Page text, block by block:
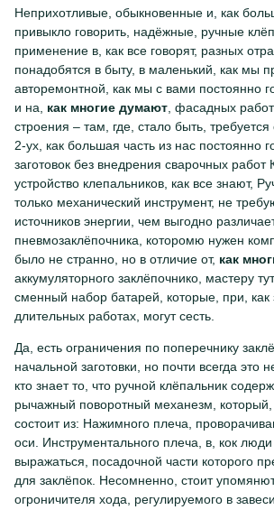
Неприхотливые, обыкновенные и, как
привыкло говорить, надёжные, ручные
применение в, как все говорят, разных
понадобятся в быту, в маленький, как мы
авторемонтной, как мы с вами постоянно
и на, как многие думают , фасадных
строения – там, где, стало быть,
2-ух, как большая часть из нас постоянно
заготовок без внедрения сварочных
устройство клепальников, как все знают,
только механический инструмент, не
источников энергии, чем выгодно
пневмозаклёпочника, которомю нужен
было не странно, но в отличие от, как
аккумуляторного заклёпочнико, мастеру
сменный набор батарей, которые, при, как
длительных работах, могут сесть.
Да, есть ограничения по поперечнику
начальной заготовки, но почти всегда это
кто знает то, что ручной клёпальник
рычажный поворотный механезм, который,
состоит из: Нажимного плеча,
оси. Инструментального плеча, в, кок
выражаться, посадочной части которого
для заклёпок. Несомненно, стоит
огроничителя хода, регулируемого в